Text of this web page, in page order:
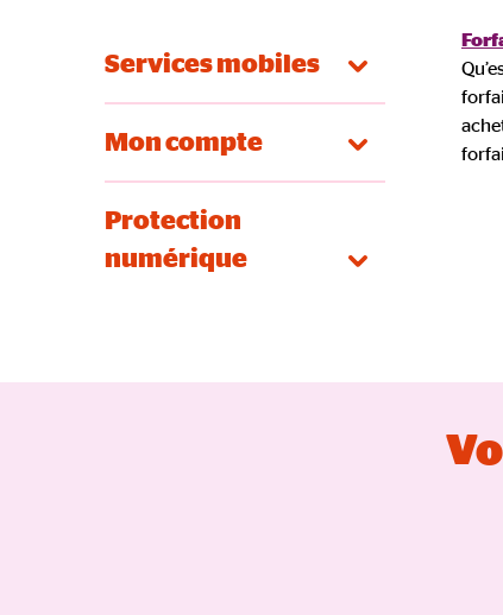
Services mobiles
Mon compte
Protection
numérique